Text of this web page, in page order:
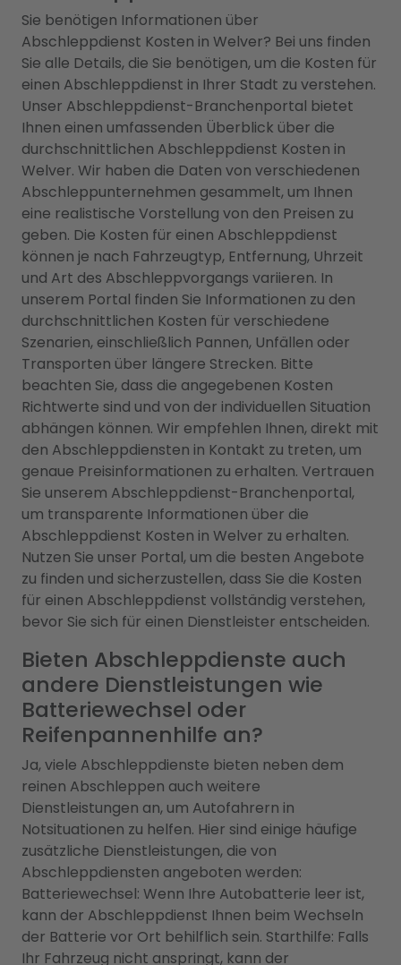
Sie benötigen Informationen über
Abschleppdienst Kosten in Welver? Bei uns finden
Sie alle Details, die Sie benötigen, um die Kosten für
einen Abschleppdienst in Ihrer Stadt zu verstehen.
Unser Abschleppdienst-Branchenportal bietet
Ihnen einen umfassenden Überblick über die
durchschnittlichen Abschleppdienst Kosten in
Welver. Wir haben die Daten von verschiedenen
Abschleppunternehmen gesammelt, um Ihnen
eine realistische Vorstellung von den Preisen zu
geben. Die Kosten für einen Abschleppdienst
können je nach Fahrzeugtyp, Entfernung, Uhrzeit
und Art des Abschleppvorgangs variieren. In
unserem Portal finden Sie Informationen zu den
durchschnittlichen Kosten für verschiedene
Szenarien, einschließlich Pannen, Unfällen oder
Transporten über längere Strecken. Bitte
beachten Sie, dass die angegebenen Kosten
Richtwerte sind und von der individuellen Situation
abhängen können. Wir empfehlen Ihnen, direkt mit
den Abschleppdiensten in Kontakt zu treten, um
genaue Preisinformationen zu erhalten. Vertrauen
Sie unserem Abschleppdienst-Branchenportal,
um transparente Informationen über die
Abschleppdienst Kosten in Welver zu erhalten.
Nutzen Sie unser Portal, um die besten Angebote
zu finden und sicherzustellen, dass Sie die Kosten
für einen Abschleppdienst vollständig verstehen,
bevor Sie sich für einen Dienstleister entscheiden.
Bieten Abschleppdienste auch
andere Dienstleistungen wie
Batteriewechsel oder
Reifenpannenhilfe an?
Ja, viele Abschleppdienste bieten neben dem
reinen Abschleppen auch weitere
Dienstleistungen an, um Autofahrern in
Notsituationen zu helfen. Hier sind einige häufige
zusätzliche Dienstleistungen, die von
Abschleppdiensten angeboten werden:
Batteriewechsel: Wenn Ihre Autobatterie leer ist,
kann der Abschleppdienst Ihnen beim Wechseln
der Batterie vor Ort behilflich sein. Starthilfe: Falls
Ihr Fahrzeug nicht anspringt, kann der